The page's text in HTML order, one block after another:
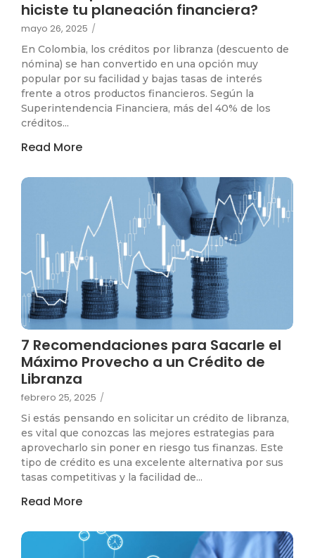
hiciste tu planeación financiera?
mayo 26, 2025 /
En Colombia, los créditos por libranza (descuento de
nómina) se han convertido en una opción muy
popular por su facilidad y bajas tasas de interés
frente a otros productos financieros. Según la
Superintendencia Financiera, más del 40% de los
créditos...
Read More
7 Recomendaciones para Sacarle el
Máximo Provecho a un Crédito de
Libranza
febrero 25, 2025 /
Si estás pensando en solicitar un crédito de libranza,
es vital que conozcas las mejores estrategias para
aprovecharlo sin poner en riesgo tus finanzas. Este
tipo de crédito es una excelente alternativa por sus
tasas competitivas y la facilidad de...
Read More